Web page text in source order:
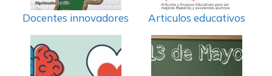
Docentes innovadores Articulos educativos